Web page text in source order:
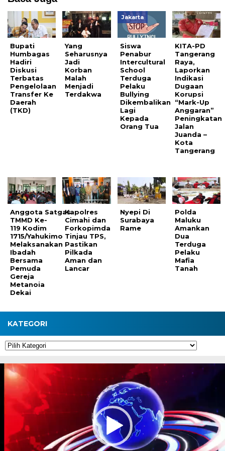
Bupati
Humbagas
Hadiri
Diskusi
Terbatas
Pengelolaan
Transfer Ke
Daerah
(TKD)
Yang
Seharusnya
Jadi
Korban
Malah
Menjadi
Terdakwa
Jakarta
Siswa
Penabur
Intercultural
School
Terduga
Pelaku
Bullying
Dikembalikan
Lagi
Kepada
Orang Tua
KITA-PD
Tangerang
Raya,
Laporkan
Indikasi
Dugaan
Korupsi
“Mark-Up
Anggaran”
Peningkatan
Jalan
Juanda –
Kota
Tangerang
Anggota Satgas
TMMD Ke-
119 Kodim
1715/Yahukimo
Melaksanakan
Ibadah
Bersama
Pemuda
Gereja
Metanoia
Dekai
Kapolres
Cimahi dan
Forkopimda
Tinjau TPS,
Pastikan
Pilkada
Aman dan
Lancar
Nyepi Di
Surabaya
Rame
Polda
Maluku
Amankan
Dua
Terduga
Pelaku
Mafia
Tanah
KATEGORI
Kategori
Pemutar
Video